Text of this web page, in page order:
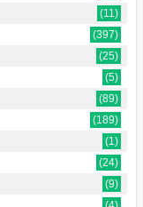
(11)
(397)
(25)
(5)
(89)
(189)
(1)
(24)
(9)